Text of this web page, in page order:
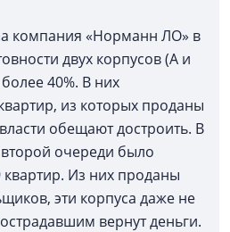
компания «Норманн ЛО» в
двух корпусов (А и
40%. В них
из которых проданы
обещают достроить. В
второй очереди было
Из них проданы
эти корпуса даже не
вернут деньги.